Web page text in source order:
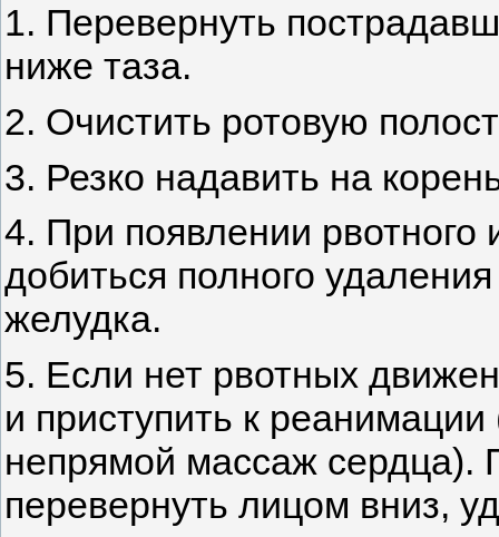
1. Перевернуть
ниже таза.
2. Очистить ротовую
3. Резко надавить на
4. При появлении
добиться полного
желудка.
5. Если нет рвотных
и приступить к
непрямой массаж сердца).
перевернуть лицом вниз,